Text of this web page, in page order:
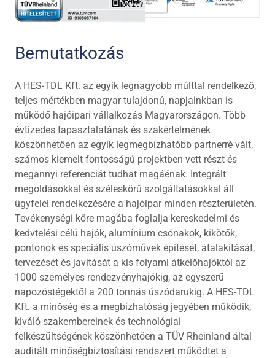
Bemutatkozás
A HES-TDL Kft. az egyik legnagyobb múlttal rendelkező,
teljes mértékben magyar tulajdonú, napjainkban is
működő hajóipari vállalkozás Magyarországon. Több
évtizedes tapasztalatának és szakértelmének
köszönhetően az egyik legmegbízhatóbb partnerré vált,
számos kiemelt fontosságú projektben vett részt és
megannyi referenciát tudhat magáénak. Integrált
megoldásokkal és széleskörű szolgáltatásokkal áll
ügyfelei rendelkezésére a hajóipar minden részterületén.
Tevékenységi köre magába foglalja kereskedelmi és
kedvtelési célú hajók, alumínium csónakok, kikötők,
pontonok és speciális úszóművek építését, átalakítását,
tervezését és javítását a kis folyami átkelőhajóktól az
1000 személyes rendezvényhajókig, az egyszerű
napozóstégektől a 200 tonnás úszódarukig. A HES-TDL
Kft. a minőség és a megbízhatóság jegyében működik,
kiváló szakembereinek és technológiai
felkészültségének köszönhetően a TÜV Rheinland által
auditált minőségbiztosítási rendszert működtet a